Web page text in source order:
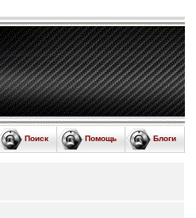
Блоги
Помощь
Поиск